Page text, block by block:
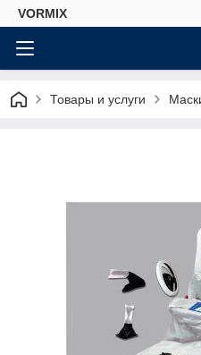
VORMIX
Товары и услуги